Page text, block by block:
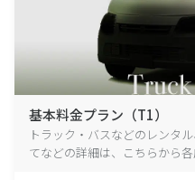
基本料金プラン（T1）
トラック・バスなどのレンタ
てなどの詳細は、こちらから各